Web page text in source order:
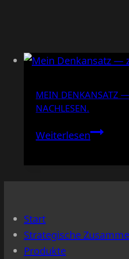
MEIN DENKANSATZ
NACHLESEN.
WeiterlesenMein
—
zum
Start
Strategische
Produkte